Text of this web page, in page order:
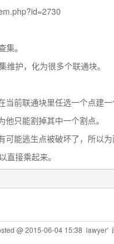
。
护，化为很多个联通块。
前联通块里任选一个点建一
只能割掉其中一个割点。
能逃生点被破坏了，所以为
直接乘起来。
@2015-06-04 15:38 lawyer'